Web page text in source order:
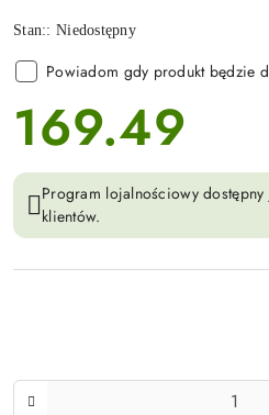
Stan:: Niedostępny
Powiadom gdy produkt będzie
cena:
169.49
Program lojalnościowy
klientów.